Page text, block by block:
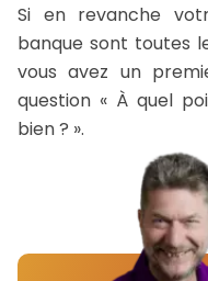
Si en revanche
banque sont toutes
vous avez un
question « À quel
bien ? ».